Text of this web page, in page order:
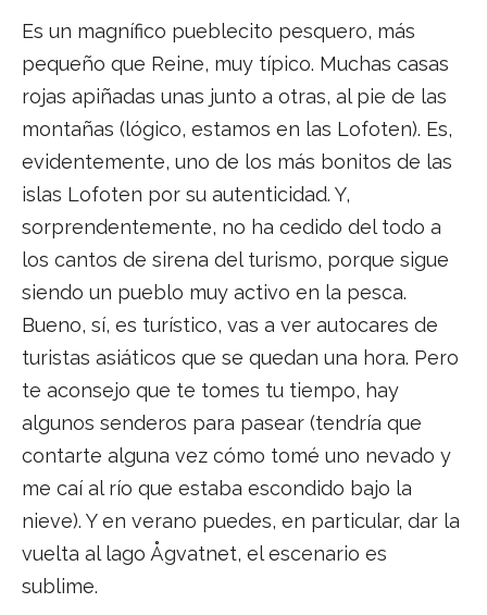
Es un magnífico pueblecito pesquero, más
pequeño que Reine, muy típico. Muchas casas
rojas apiñadas unas junto a otras, al pie de las
montañas (lógico, estamos en las Lofoten). Es,
evidentemente, uno de los más bonitos de las
islas Lofoten por su autenticidad. Y,
sorprendentemente, no ha cedido del todo a
los cantos de sirena del turismo, porque sigue
siendo un pueblo muy activo en la pesca.
Bueno, sí, es turístico, vas a ver autocares de
turistas asiáticos que se quedan una hora. Pero
te aconsejo que te tomes tu tiempo, hay
algunos senderos para pasear (tendría que
contarte alguna vez cómo tomé uno nevado y
me caí al río que estaba escondido bajo la
nieve). Y en verano puedes, en particular, dar la
vuelta al lago Ågvatnet, el escenario es
sublime.